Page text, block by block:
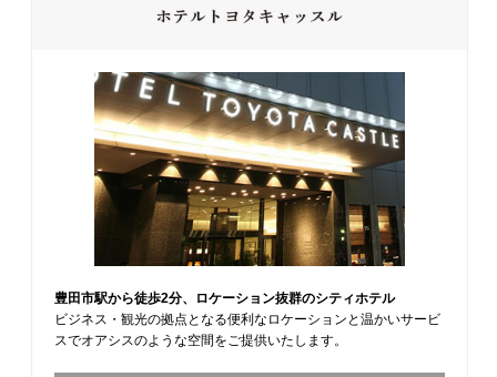
豊田市駅から徒歩2分、ロケーション抜群のシティホテル
ビジネス・観光の拠点となる便利なロケーションと温かいサービ
スでオアシスのような空間をご提供いたします。